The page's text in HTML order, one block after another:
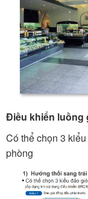
Điều khiển luồng
Có thể chọn 3
phòng